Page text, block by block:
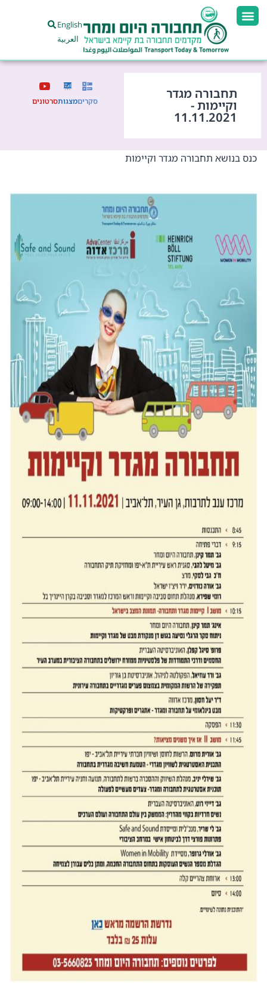
English
العربية
תחבורה מגדר
וקיימות -
11.11.2021
סקריםמצגותסרטונים
כנס בנושא תחבורה מגדר וקיימות